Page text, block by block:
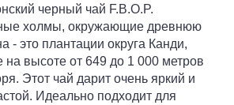
черный чай F.B.O.P.
холмы, окружающие древнюю
- это плантации округа Канди,
высоте от 649 до 1 000 метров
Этот чай дарит очень яркий и
Идеально подходит для